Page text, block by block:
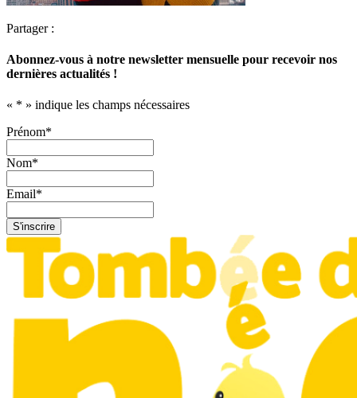
Partager :
Abonnez-vous à notre newsletter mensuelle pour recevoir nos
dernières actualités !
« * » indique les champs nécessaires
Prénom*
Nom*
Email*
S'inscrire